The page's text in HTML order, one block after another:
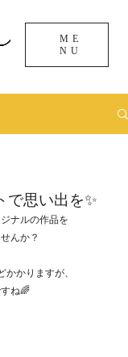
ME
NU
で思い出を✨
ナルの作品を
んか？
かりますが、
ね🌈